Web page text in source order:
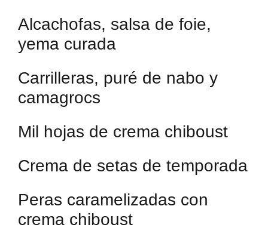
Alcachofas, salsa de foie,
yema curada
Carrilleras, puré de nabo y
camagrocs
Mil hojas de crema chiboust
Crema de setas de temporada
Peras caramelizadas con
crema chiboust